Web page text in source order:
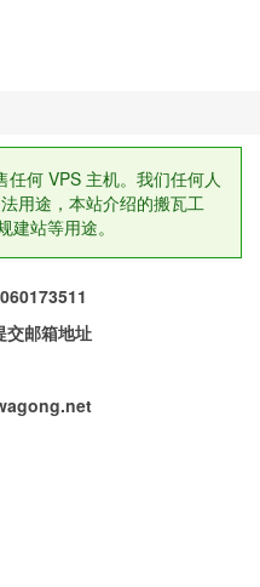
任何 VPS 主机。我们任何人
用途，本站介绍的搬瓦工
站等用途。
交邮箱地址